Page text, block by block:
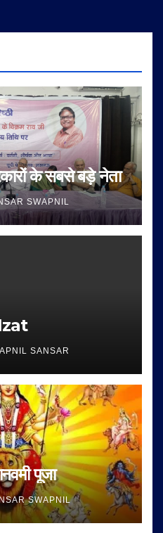
के सबसे बड़े नेता
SWAPNIL
SANSAR
पूजा
SWAPNIL